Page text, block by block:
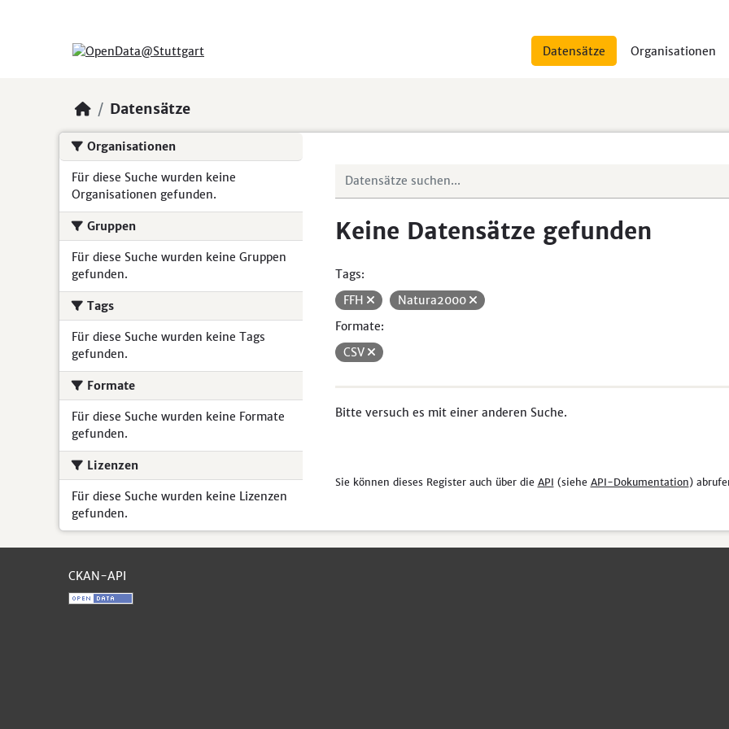
Datensätze Organisationen
Datensätze
Organisationen
Für diese Suche wurden keine
Organisationen gefunden.
Gruppen
Für diese Suche wurden keine Gruppen
gefunden.
Tags
Für diese Suche wurden keine Tags
gefunden.
Formate
Für diese Suche wurden keine Formate
gefunden.
Lizenzen
Für diese Suche wurden keine Lizenzen
gefunden.
Keine Datensätze gefunden
Tags:
FFH
Natura2000
Formate:
CSV
Bitte versuch es mit einer anderen Suche.
Sie können dieses Register auch über die API (siehe API-Dokumentation)
CKAN-API